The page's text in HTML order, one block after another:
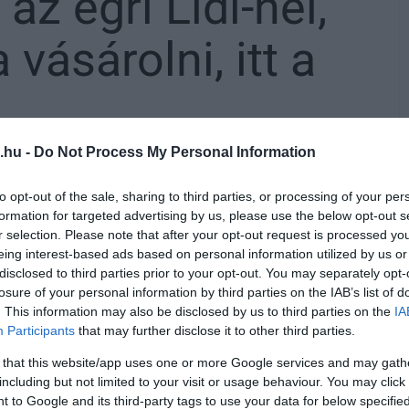
- Do Not Process My Personal Information
opt-out of the sale, sharing to third parties, or processing of your
for targeted advertising by us, please use the below opt-out
selection. Please note that after your opt-out request is processed
interest-based ads based on personal information utilized by us
to third parties prior to your opt-out. You may separately
of your personal information by third parties on the IAB’s list of
This information may also be disclosed by us to third parties on the
Participants that may further disclose it to other third parties.
that this website/app uses one or more Google services and may
but not limited to your visit or usage behaviour. You may
to Google and its third-party tags to use your data for below
vásárolni, itt a
egy Lidl-be siető hölgy. Az alábbi fotó
az út közepén, sofőrje csak húsz perc
senki. Elmentem az autós piacra, és
jött ki a Lidl-ből, beparkolt rendesen